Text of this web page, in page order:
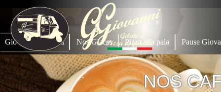
Giovanni Gelateria Nos Glaces Pizza alla pala Pause
NOS